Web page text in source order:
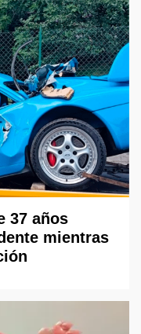
37 años
mientras